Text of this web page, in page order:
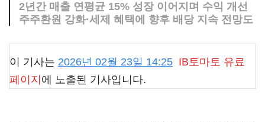
2년간 매출 연평균 15% 성장 이어지며 수익 개선
주주환원 강화·세제 혜택에 향후 배당 지속 전망도
이 기사는 2026년 02월 23일 14:25 IB토마토 유료
페이지 에 노출된 기사입니다.